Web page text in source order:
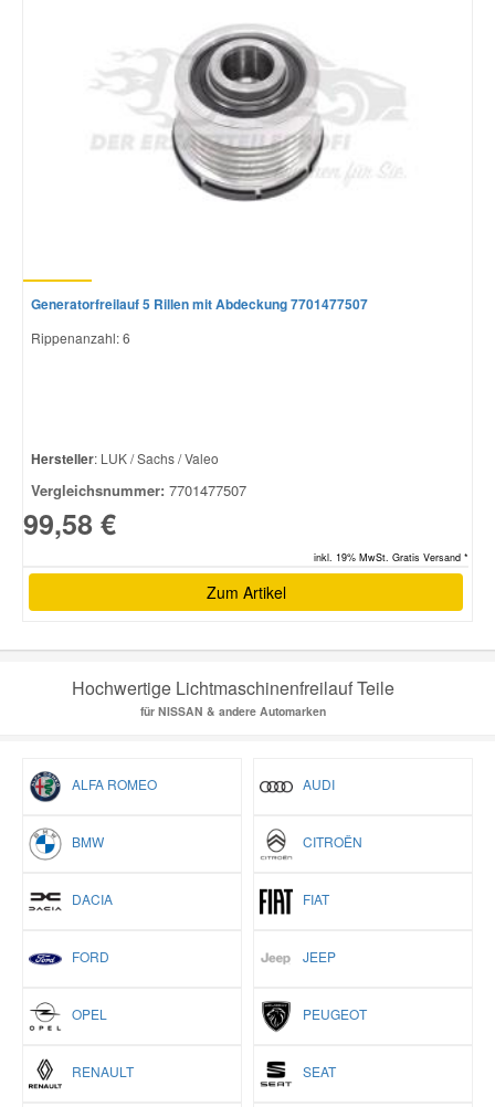
Generatorfreilauf 5 Rillen mit Abdeckung 7701477507
Rippenanzahl: 6
Hersteller: LUK / Sachs / Valeo
Vergleichsnummer: 7701477507
99,58 €
inkl. 19% MwSt. Gratis Versand *
Zum Artikel
Hochwertige Lichtmaschinenfreilauf Teile
für NISSAN & andere Automarken
ALFA ROMEO AUDI
BMW CITROËN
DACIA FIAT
FORD JEEP
OPEL PEUGEOT
RENAULT SEAT